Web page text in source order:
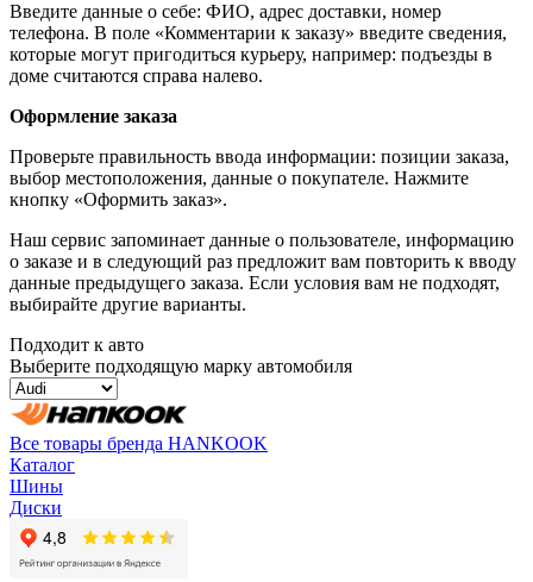
Введите данные о себе: ФИО, адрес доставки, номер
телефона. В поле «Комментарии к заказу» введите сведения,
которые могут пригодиться курьеру, например: подъезды в
доме считаются справа налево.
Оформление заказа
Проверьте правильность ввода информации: позиции заказа,
выбор местоположения, данные о покупателе. Нажмите
кнопку «Оформить заказ».
Наш сервис запоминает данные о пользователе, информацию
о заказе и в следующий раз предложит вам повторить к вводу
данные предыдущего заказа. Если условия вам не подходят,
выбирайте другие варианты.
Подходит к авто
Выберите подходящую марку автомобиля
Все товары бренда HANKOOK
Каталог
Шины
Диски